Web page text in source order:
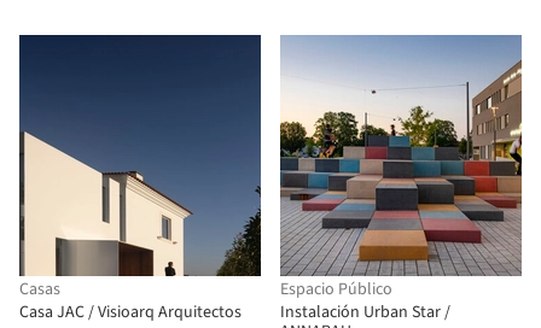
Casas
Casa JAC / Visioarq Arquitectos
Espacio Público
Instalación Urban Star /